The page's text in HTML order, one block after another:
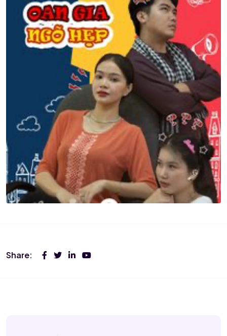
Share: